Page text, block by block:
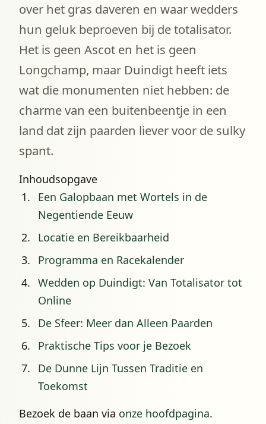
over het gras daveren en waar wedders
hun geluk beproeven bij de totalisator.
Het is geen Ascot en het is geen
Longchamp, maar Duindigt heeft iets
wat die monumenten niet hebben: de
charme van een buitenbeentje in een
land dat zijn paarden liever voor de sulky
spant.
Inhoudsopgave
Een Galopbaan met Wortels in de
Negentiende Eeuw
Locatie en Bereikbaarheid
Programma en Racekalender
Wedden op Duindigt: Van Totalisator tot
Online
De Sfeer: Meer dan Alleen Paarden
Praktische Tips voor je Bezoek
De Dunne Lijn Tussen Traditie en
Toekomst
Bezoek de baan via onze hoofdpagina.